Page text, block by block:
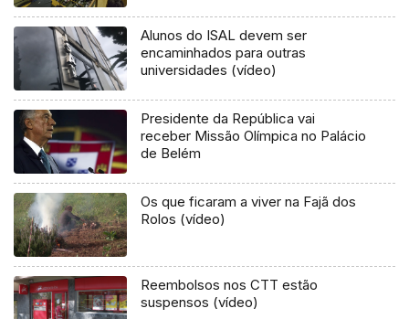
Alunos do ISAL devem ser
encaminhados para outras
universidades (vídeo)
Presidente da República vai
receber Missão Olímpica no Palácio
de Belém
Os que ficaram a viver na Fajã dos
Rolos (vídeo)
Reembolsos nos CTT estão
suspensos (vídeo)